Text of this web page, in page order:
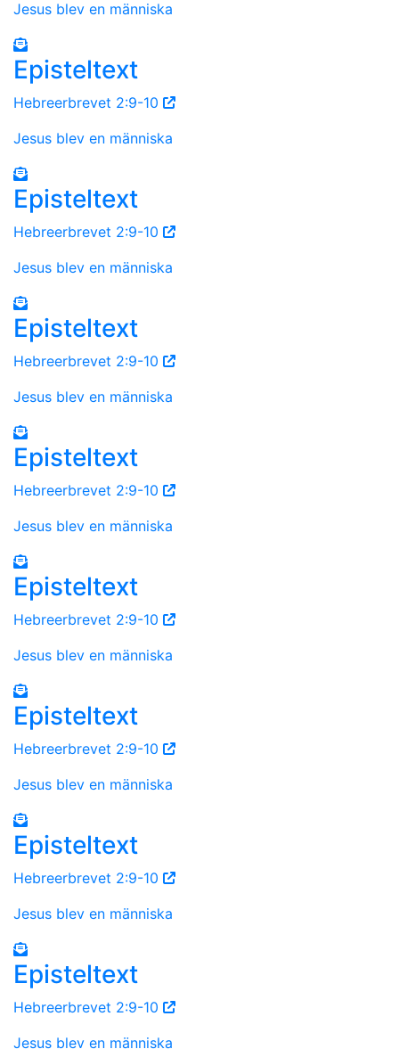
Jesus blev en människa
Episteltext
Hebreerbrevet 2:9-10
Jesus blev en människa
Episteltext
Hebreerbrevet 2:9-10
Jesus blev en människa
Episteltext
Hebreerbrevet 2:9-10
Jesus blev en människa
Episteltext
Hebreerbrevet 2:9-10
Jesus blev en människa
Episteltext
Hebreerbrevet 2:9-10
Jesus blev en människa
Episteltext
Hebreerbrevet 2:9-10
Jesus blev en människa
Episteltext
Hebreerbrevet 2:9-10
Jesus blev en människa
Episteltext
Hebreerbrevet 2:9-10
Jesus blev en människa